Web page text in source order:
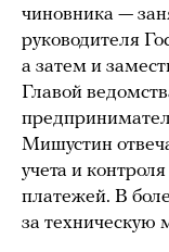
чиновника —
руководителя
а затем и
Главой
Мишустин
учета и
платежей. В
за техническую